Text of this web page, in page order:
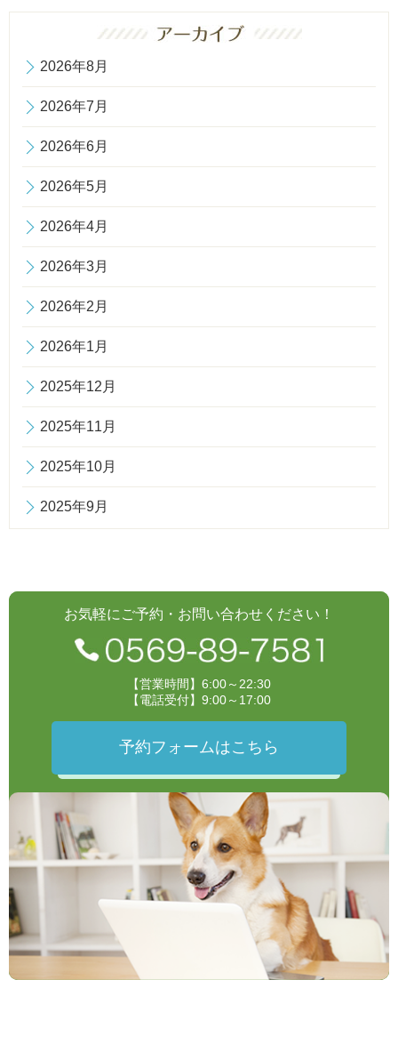
2026年8月
2026年7月
2026年6月
2026年5月
2026年4月
2026年3月
2026年2月
2026年1月
2025年12月
2025年11月
2025年10月
2025年9月
お気軽にご予約・お問い合わせください！
【営業時間】6:00～22:30
【電話受付】9:00～17:00
予約フォームはこちら